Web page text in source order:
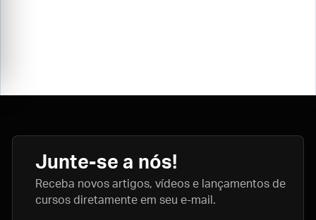
Junte-se a nós!
Receba novos artigos, vídeos e lançamentos de
cursos diretamente em seu e-mail.